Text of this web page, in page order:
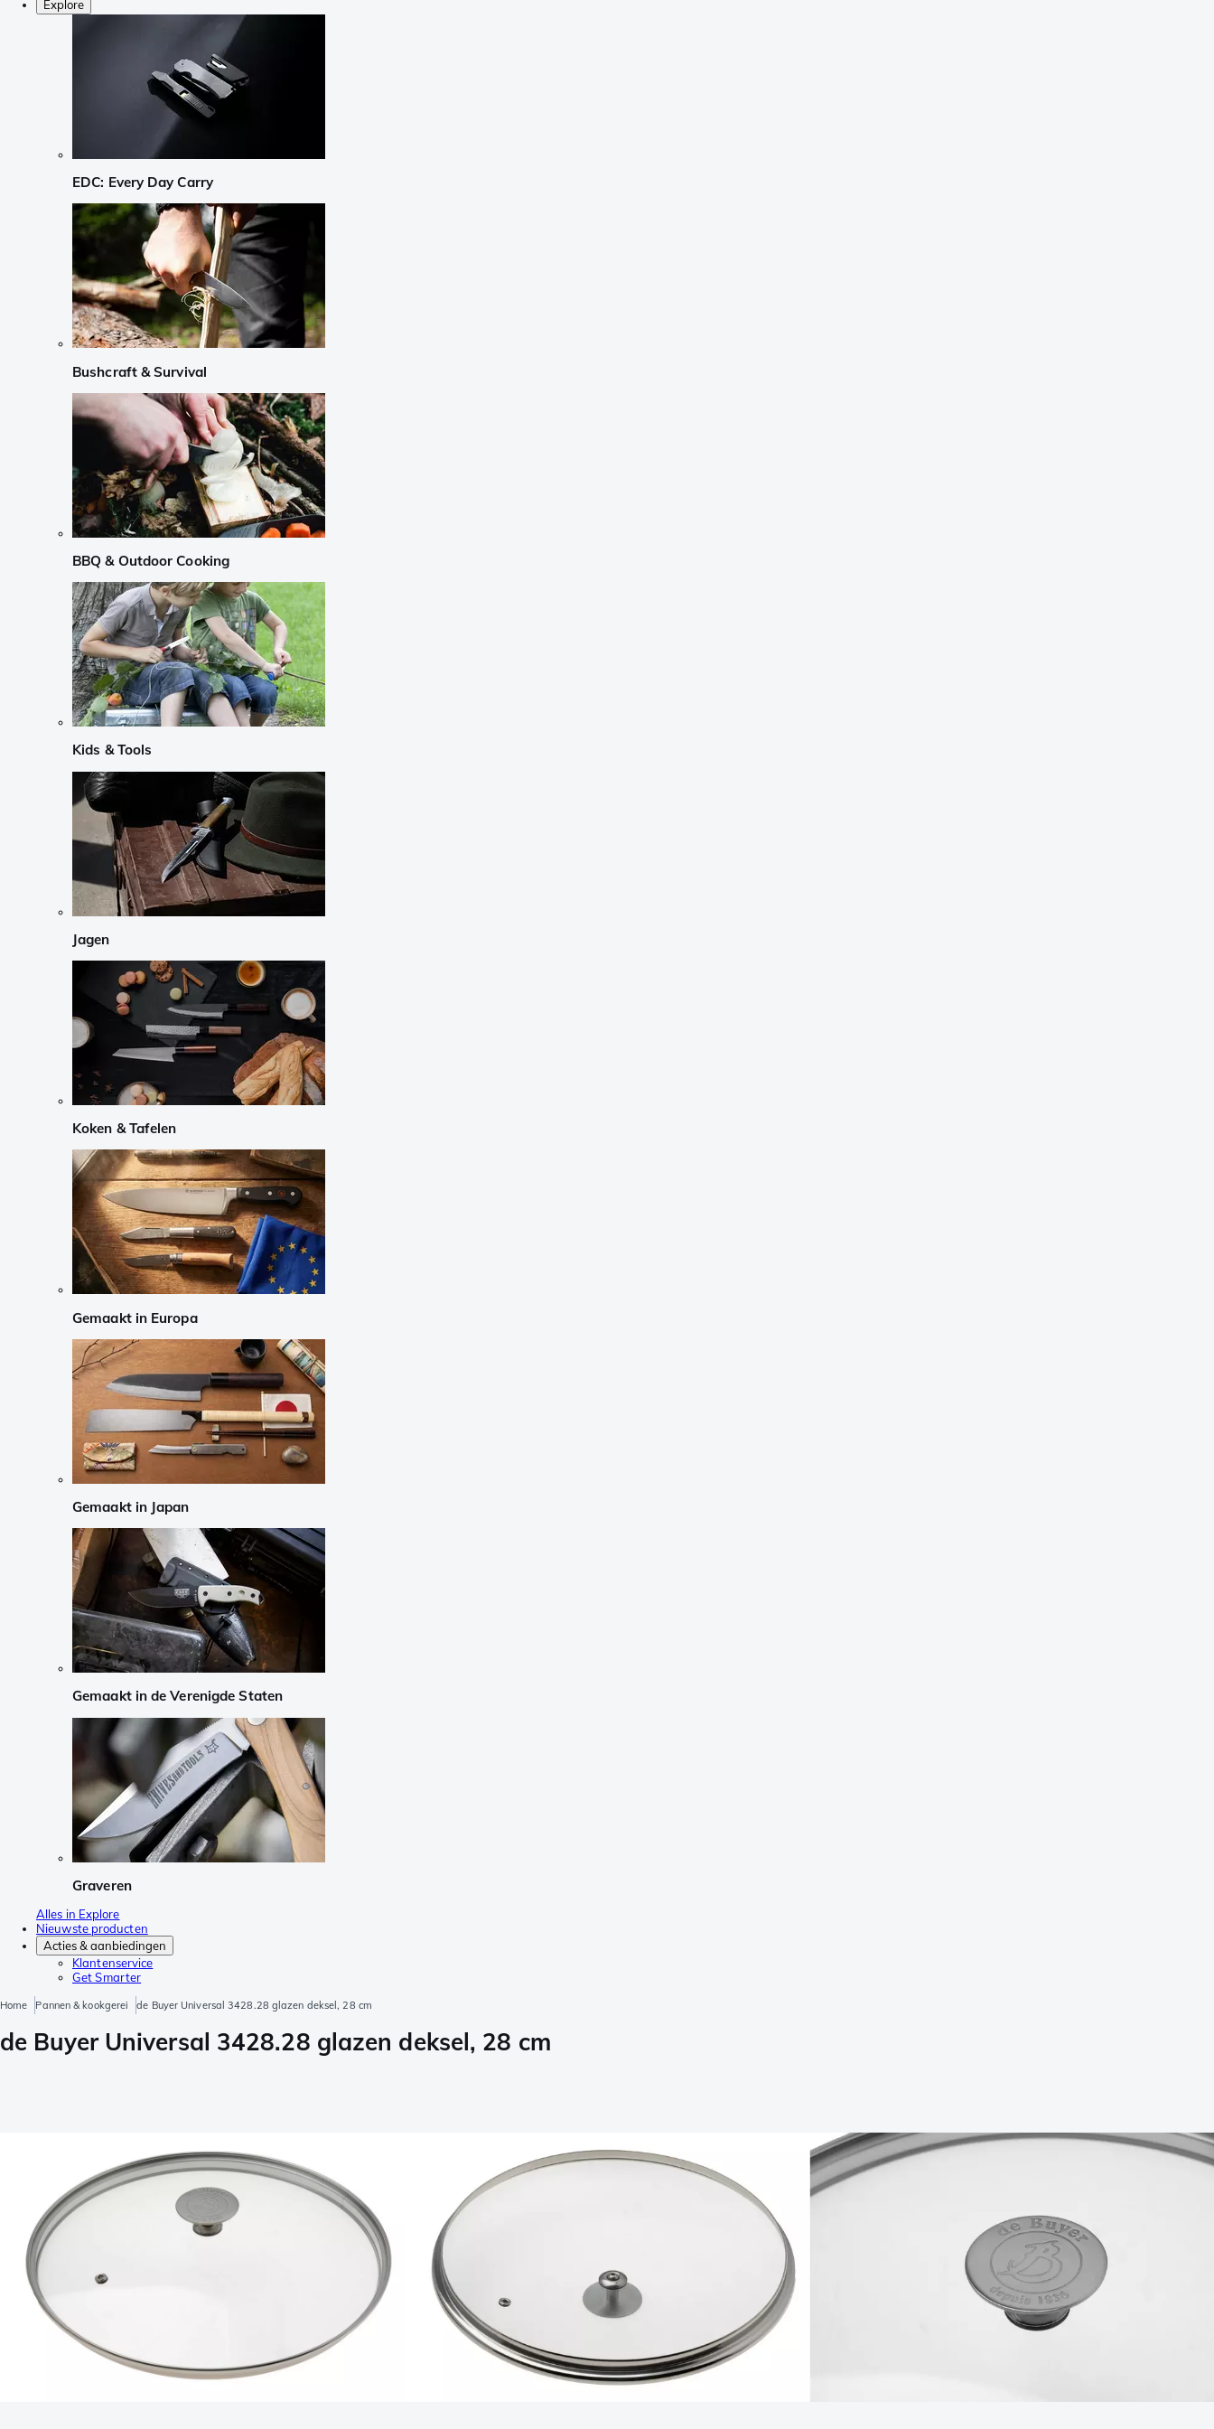
Explore
EDC: Every Day Carry
Bushcraft & Survival
BBQ & Outdoor Cooking
Kids & Tools
Jagen
Koken & Tafelen
Gemaakt in Europa
Gemaakt in Japan
Gemaakt in de Verenigde Staten
Graveren
Alles in Explore
Nieuwste producten
Acties & aanbiedingen
Klantenservice
Get Smarter
Home Pannen & kookgerei de Buyer Universal 3428.28 glazen deksel, 28 cm
de Buyer Universal 3428.28 glazen deksel, 28 cm